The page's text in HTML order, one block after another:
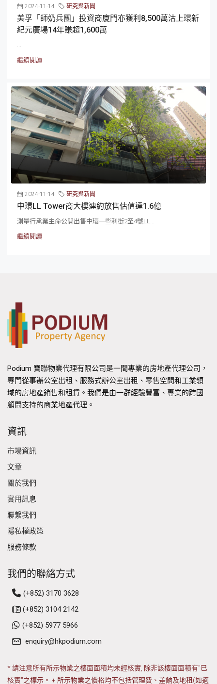
2024-11-14 研究與新聞
美孚「師奶兵團」投資商廈門亦獲利8,500萬沽上環新
紀元廣場14年賺超1,600萬
繼續閱讀
2024-11-14 研究與新聞
中環LL Tower商大樓連約放售估值達1.6億
測量行承業主命公開出售中環一些利街2至4號LL...
繼續閱讀
Podium 寶聯物業代理有限公司是一間專業的房地產代理公司，
專門從事辦公室出租、服務式辦公室出租、零售空間和工業領
域的房地產銷售和租賃。我們是由一群經驗豐富、專業的跨國
顧問支持的商業地產代理。
資訊
市場資訊
文章
關於我們
實用訊息
聯繫我們
隱私權政策
服務條款
我們的聯絡方式
(+852) 3170 3628
(+852) 3104 2142
(+852) 5977 5966
enquiry@hkpodium.com
* 請注意所有所示物業之樓面面積均未經核實, 除非該樓面面積有"已
核實"之標示。 + 所示物業之價格均不包括管理費、差餉及地租(如適